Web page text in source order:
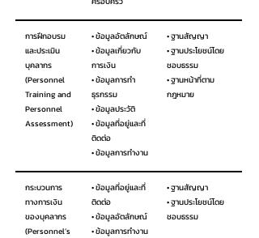
การฝึกอบรม
และประเมิน
บุคลากร
(Personnel
Training and
Personnel
Assessment)
• ข้อมูลอัตลักษณ์
• ข้อมูลเกี่ยวกับ
การเงิน
• ข้อมูลการทำ
ธุรกรรม
• ข้อมูลประวัติ
• ข้อมูลที่อยู่และที่
ติดต่อ
• ข้อมูลการทำงาน
• ฐานสัญญา
• ฐานประโยชน์โดย
ชอบธรรม
• ฐานหน้าที่ตาม
กฎหมาย
กระบวนการ
ทางการเงิน
ของบุคลากร
(Personnel’s
• ข้อมูลที่อยู่และที่
ติดต่อ
• ข้อมูลอัตลักษณ์
• ข้อมูลการทำงาน
• ฐานสัญญา
• ฐานประโยชน์โดย
ชอบธรรม